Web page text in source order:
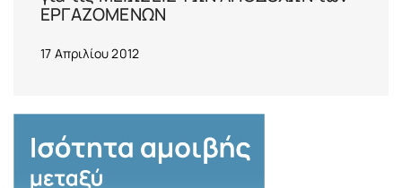
ΕΡΓΑΖΟΜΕΝΩΝ
17 Απριλίου 2012